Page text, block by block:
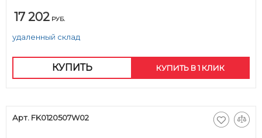
17 202 РУБ.
удаленный склад
КУПИТЬ КУПИТЬ В 1 КЛИК
Арт. FK0120507W02